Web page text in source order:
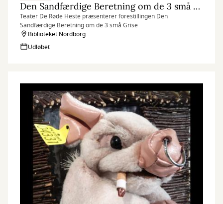
Den Sandfærdige Beretning om de 3 små Grise
Teater De Røde Heste præsenterer forestillingen Den
Sandfærdige Beretning om de 3 små Grise
Biblioteket Nordborg
Udløbet